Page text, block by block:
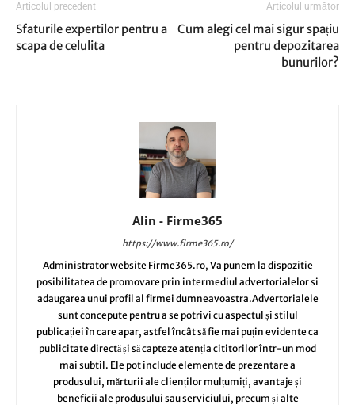
Articolul precedent
Sfaturile expertilor pentru a
scapa de celulita
Articolul următor
Cum alegi cel mai sigur spațiu
pentru depozitarea
bunurilor?
Alin - Firme365
https://www.firme365.ro/
Administrator website Firme365.ro, Va punem la dispozitie
posibilitatea de promovare prin intermediul advertorialelor si
adaugarea unui profil al firmei dumneavoastra.Advertorialele
sunt concepute pentru a se potrivi cu aspectul și stilul
publicației în care apar, astfel încât să fie mai puțin evidente ca
publicitate directă și să capteze atenția cititorilor într-un mod
mai subtil. Ele pot include elemente de prezentare a
produsului, mărturii ale clienților mulțumiți, avantaje și
beneficii ale produsului sau serviciului, precum și alte